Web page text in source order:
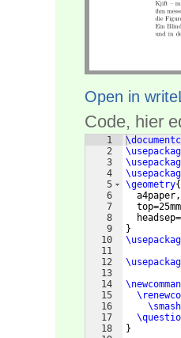
Open in
Code, hier
1
2
3
4
5
6
7
8
9
10
11
12
13
14
15
16
17
18
\geometry{
  a4paper,
}
\smash
}